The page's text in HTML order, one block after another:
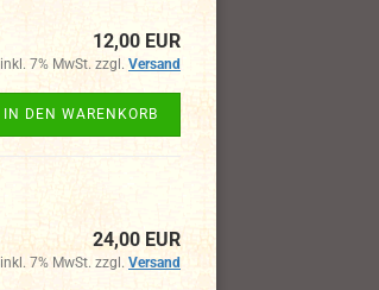
12,00 EUR
inkl. 7% MwSt. zzgl. Versand
IN DEN WARENKORB
24,00 EUR
inkl. 7% MwSt. zzgl. Versand